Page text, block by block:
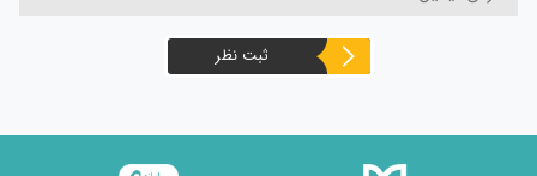
ثبت نظر